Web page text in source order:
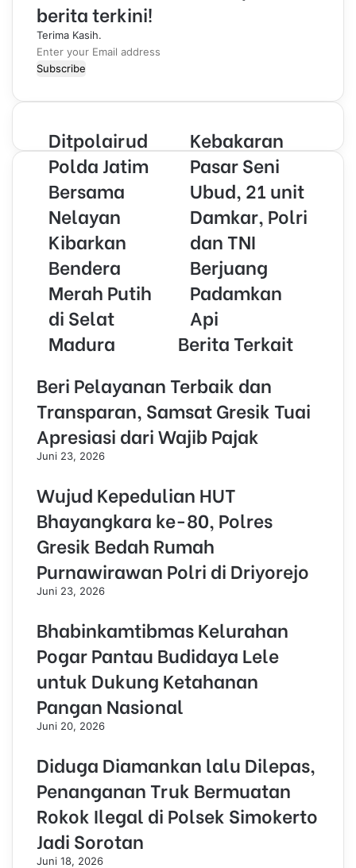
berita terkini!
Terima Kasih.
E
n
e
o
s
Ditpolairud
Polda Jatim
Bersama
Nelayan
Kibarkan
Bendera
Merah Putih
di Selat
Madura
Kebakaran
Pasar Seni
Ubud, 21 unit
Damkar, Polri
dan TNI
Berjuang
Padamkan
Api
Berita Terkait
Beri Pelayanan Terbaik dan
Transparan, Samsat Gresik Tuai
Apresiasi dari Wajib Pajak
Juni 23, 2026
Wujud Kepedulian HUT
Bhayangkara ke-80, Polres
Gresik Bedah Rumah
Purnawirawan Polri di Driyorejo
Juni 23, 2026
Bhabinkamtibmas Kelurahan
Pogar Pantau Budidaya Lele
untuk Dukung Ketahanan
Pangan Nasional
Juni 20, 2026
Diduga Diamankan lalu Dilepas,
Penanganan Truk Bermuatan
Rokok Ilegal di Polsek Simokerto
Jadi Sorotan
Juni 18, 2026